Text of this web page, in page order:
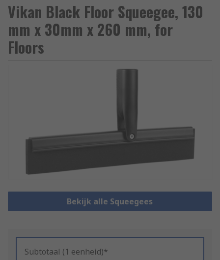
Vikan Black Floor Squeegee, 130
mm x 30mm x 260 mm, for
Floors
Bekijk alle Squeegees
Subtotaal (1 eenheid)*